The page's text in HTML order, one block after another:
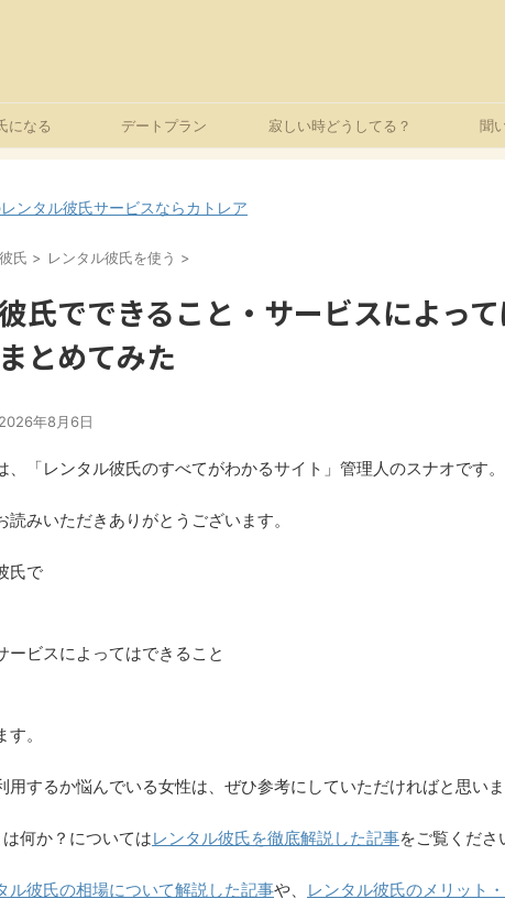
になる デートプラン 寂しい時どうしてる？ 聞
ンタル彼氏サービスならカトレア
氏 > レンタル彼氏を使う >
氏でできること・サービスによっ
とめてみた
2026年8月6日
、「レンタル彼氏のすべてがわかるサイト」管理人のスナオです。
読みいただきありがとうございます。
氏で
ービスによってはできること
。
用するか悩んでいる女性は、ぜひ参考にしていただければと思いま
何か？についてはレンタル彼氏を徹底解説した記事をご覧くださ
ル彼氏の相場について解説した記事や、 レンタル彼氏のメリット